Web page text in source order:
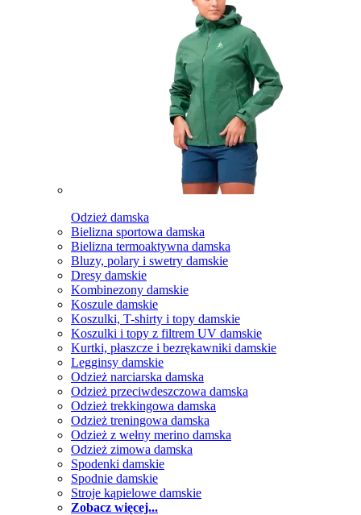
Odzież damska
Bielizna sportowa damska
Bielizna termoaktywna damska
Bluzy, polary i swetry damskie
Dresy damskie
Kombinezony damskie
Koszule damskie
Koszulki, T-shirty i topy damskie
Koszulki i topy z filtrem UV damskie
Kurtki, płaszcze i bezrękawniki damskie
Legginsy damskie
Odzież narciarska damska
Odzież przeciwdeszczowa damska
Odzież trekkingowa damska
Odzież treningowa damska
Odzież z wełny merino damska
Odzież zimowa damska
Spodenki damskie
Spodnie damskie
Stroje kąpielowe damskie
Zobacz więcej...